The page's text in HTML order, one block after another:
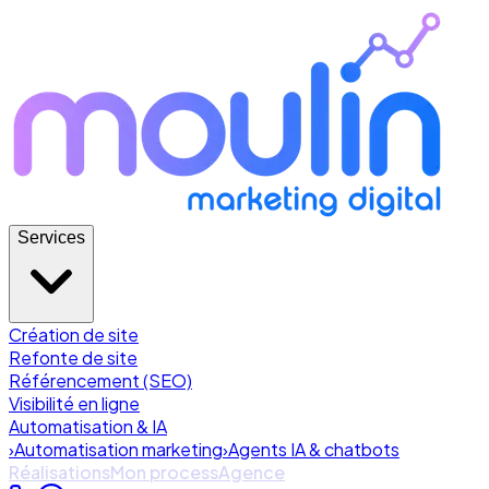
Services
Création de site
Refonte de site
Référencement (SEO)
Visibilité en ligne
Automatisation & IA
›Automatisation marketing›Agents IA & chatbots
RéalisationsMon processAgence